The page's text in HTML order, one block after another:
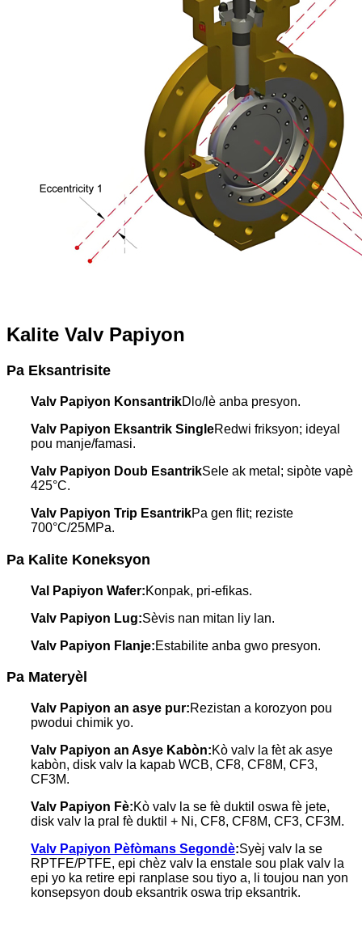
Kalite Valv Papiyon
Pa Eksantrisite
Valv Papiyon KonsantrikDlo/lè anba presyon.
Valv Papiyon Eksantrik SingleRedwi friksyon; ideyal
pou manje/famasi.
Valv Papiyon Doub EsantrikSele ak metal; sipòte vapè
425°C.
Valv Papiyon Trip EsantrikPa gen flit; reziste
700°C/25MPa.
Pa Kalite Koneksyon
Val Papiyon Wafer:Konpak, pri-efikas.
Valv Papiyon Lug:Sèvis nan mitan liy lan.
Valv Papiyon Flanje:Estabilite anba gwo presyon.
Pa Materyèl
Valv Papiyon an asye pur:Rezistan a korozyon pou
pwodui chimik yo.
Valv Papiyon an Asye Kabòn:Kò valv la fèt ak asye
kabòn, disk valv la kapab WCB, CF8, CF8M, CF3,
CF3M.
Valv Papiyon Fè:Kò valv la se fè duktil oswa fè jete,
disk valv la pral fè duktil + Ni, CF8, CF8M, CF3, CF3M.
Valv Papiyon Pèfòmans Segondè:Syèj valv la se
RPTFE/PTFE, epi chèz valv la enstale sou plak valv la
epi yo ka retire epi ranplase sou tiyo a, li toujou nan yon
konsepsyon doub eksantrik oswa trip eksantrik.